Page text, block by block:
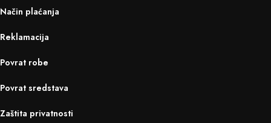
Način plaćanja
Reklamacija
Povrat robe
Povrat sredstava
Zaštita privatnosti